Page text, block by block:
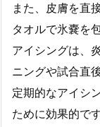
また、皮膚を直
タオルで氷嚢を
アイシングは、
ニングや試合直
定期的なアイシ
ために効果的です